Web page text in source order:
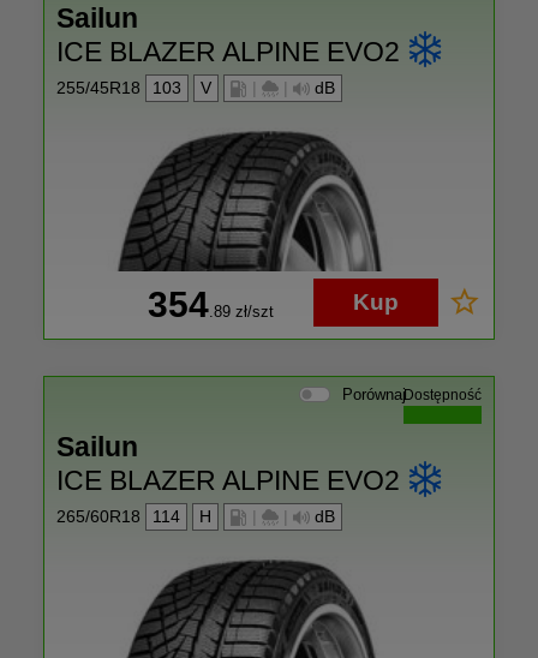
Sailun
ICE BLAZER ALPINE EVO2
255/45R18 103 V | | dB
354.89zł/szt Kup
PorównajDostępność
Sailun
ICE BLAZER ALPINE EVO2
265/60R18 114 H | | dB